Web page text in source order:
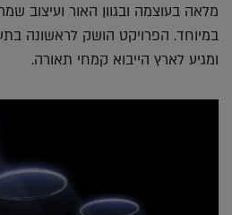
מלאה בעוצמה ובגוון האור ועיצוב
ומגיע לארץ הייבוא קמחי תאורה.